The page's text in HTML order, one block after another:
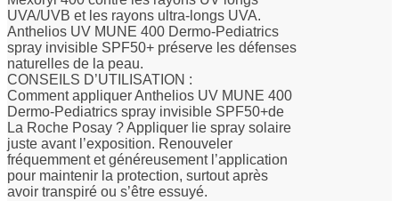
UVA/UVB et les rayons ultra-longs UVA.
Anthelios UV MUNE 400 Dermo-Pediatrics
spray invisible SPF50+ préserve les défenses
naturelles de la peau.
CONSEILS D’UTILISATION :
Comment appliquer Anthelios UV MUNE 400
Dermo-Pediatrics spray invisible SPF50+de
La Roche Posay ? Appliquer lie spray solaire
juste avant l’exposition. Renouveler
fréquemment et généreusement l’application
pour maintenir la protection, surtout après
avoir transpiré ou s’être essuyé.